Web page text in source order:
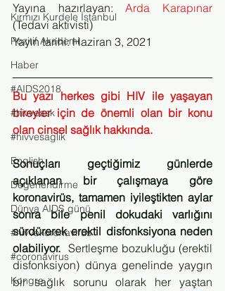
Kırmızı Kurdele İstanbul
Pozitif Akademi
Haber
#AIDS2018
#hivveask
#hivvesaglik
English
Değerlendirme
Dünya AIDS günü
#hivvekoronavirüs
#coronavirus
Kongre
Yayına hazırlayan: Arda Karapınar
(Tedavi aktivisti)
Yayın tarihi: Haziran 3, 2021
Bu yazı herkes gibi HIV ile yaşayan
bireyler için de önemli olan bir konu
olan cinsel sağlık hakkında.
Sonuçları geçtiğimiz günlerde
açıklanan bir çalışmaya göre
koronavirüs, tamamen iyileştikten aylar
sonra bile penil dokudaki varlığını
sürdürerek erektil disfonksiyona neden
olabiliyor. Sertleşme bozukluğu (erektil
disfonksiyon) dünya genelinde yaygın
bir sağlık sorunu olarak her yaştan